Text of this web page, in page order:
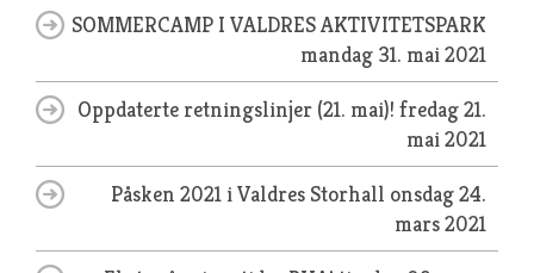
SOMMERCAMP I VALDRES AKTIVITETSPARK
mandag 31. mai 2021
Oppdaterte retningslinjer (21. mai)! fredag 21.
mai 2021
Påsken 2021 i Valdres Storhall onsdag 24.
mars 2021